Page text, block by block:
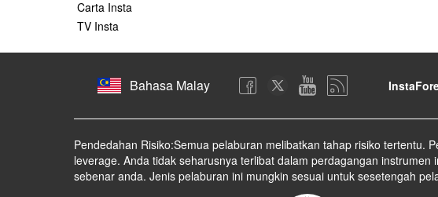
Carta Insta
TV Insta
Bahasa Malay
Pendedahan Risiko:Semua pelaburan melibatkan tahap risiko tertentu.
leverage. Anda tidak seharusnya terlibat dalam perdagangan
sebenar anda. Jenis pelaburan ini mungkin sesuai untuk sesetengah